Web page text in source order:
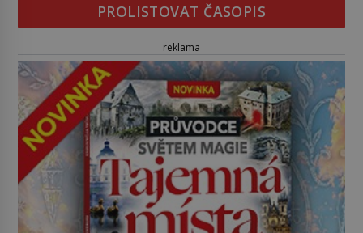
PROLISTOVAT ČASOPIS
reklama